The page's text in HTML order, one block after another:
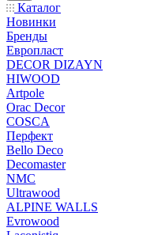
Каталог
Новинки
Бренды
Европласт
DECOR DIZAYN
HIWOOD
Artpole
Orac Decor
COSCA
Перфект
Bello Deco
Decomaster
NMС
Ultrawood
ALPINE WALLS
Evrowood